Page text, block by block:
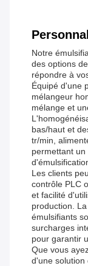
Notre
des options
répondre à
Équipé d'une
mélangeur
mélange et
bas/haut et
tr/min,
permettant
Les clients
contrôle PLC
et facilité
production.
émulsifiants
surcharges
pour garantir
Que vous
d'une solution